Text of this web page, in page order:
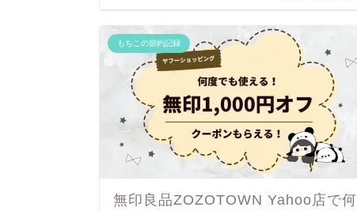
もちこの節約記録
無印良品ZOZOTOWN Yahoo店で何